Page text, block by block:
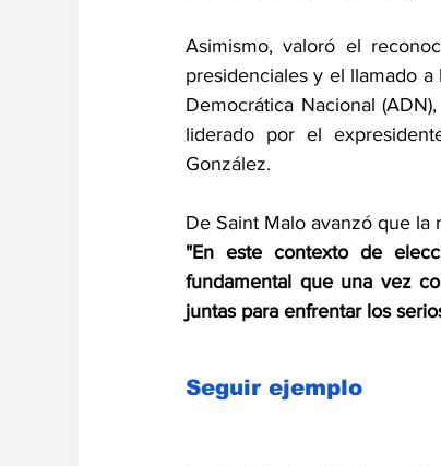
Asimismo, valoró el
presidenciales y el llamado
Democrática Nacional
liderado por el
González.
De Saint Malo avanzó que la
"En este contexto de
fundamental que una vez
juntas para enfrentar los
Seguir ejemplo